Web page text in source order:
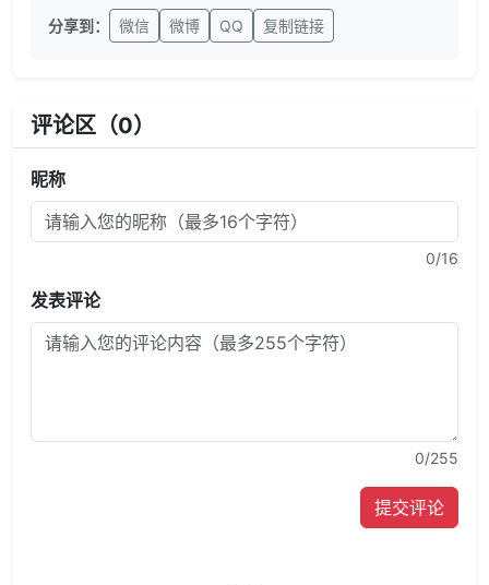
分享到： 微信 微博 QQ 复制链接
评论区（0）
昵称
0/16
发表评论
0/255
提交评论